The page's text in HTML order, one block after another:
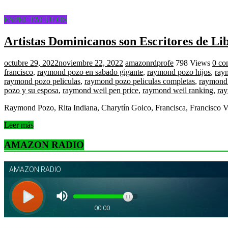
ESPECTACULOS
Artistas Dominicanos son Escritores de
octubre 29, 2022noviembre 22, 2022 amazonrdprofe 798 Views 0
francisco, raymond pozo en sabado gigante, raymond pozo hijos,
raymond pozo peliculas, raymond pozo peliculas completas,
pozo y su esposa, raymond weil pen price, raymond weil ranking,
Raymond Pozo, Rita Indiana, Charytín Goico, Francisca,
Leer más
AMAZON RADIO